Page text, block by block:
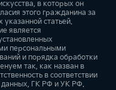
в которых он
этого гражданина за
статьей.
является
персональными
и порядка обработки
так, как назван в
в соответствии
данных, ГК РФ и УК РФ.